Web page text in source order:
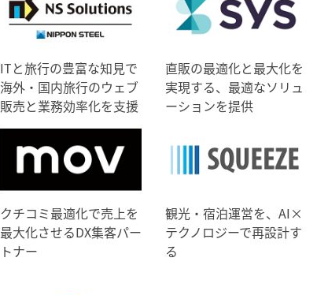
ITと旅行の豊富な知見で
海外・国内旅行のウェブ
販売と業務効率化を支援
直販の最適化と最大化を
実現する、最適なソリュ
ーションを提供
クチコミ最適化で売上を
最大化させるDX集客パー
トナー
観光・宿泊運営を、AI×
テクノロジーで再設計す
る